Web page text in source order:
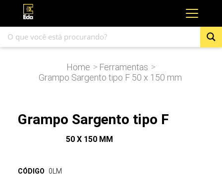
Home > Ferramentas >
Grampo Sargento tipo F 50 x 150 mm
Grampo Sargento tipo F
50 X 150 MM
CÓDIGO 0LM